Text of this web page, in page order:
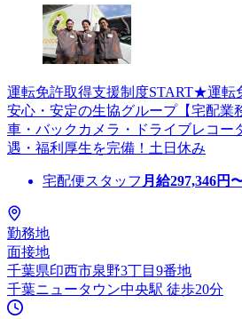
運転免許取得支援制度START★運転
安心・安定の生協グループ【宅配
車・バックカメラ・ドライブレコ
遇・福利厚生を完備！土日休み
宅配便スタッフ 月給297,346円
勤務地
面接地
千葉県印西市泉野3丁目9番地
千葉ニュータウン中央駅 徒歩20分